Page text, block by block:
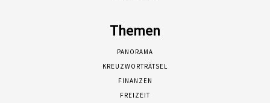
Themen
PANORAMA
KREUZWORTRÄTSEL
FINANZEN
FREIZEIT